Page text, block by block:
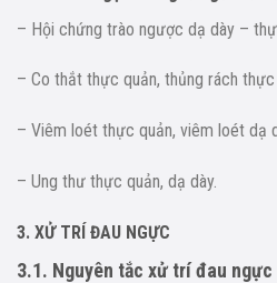
– Hội chứng trào ngược dạ dày –
– Co thắt thực quản, thủng rách thực
– Viêm loét thực quản, viêm loét dạ
– Ung thư thực quản, dạ dày.
3. XỬ TRÍ ĐAU NGỰC
3.1. Nguyên tắc xử trí đau ngực